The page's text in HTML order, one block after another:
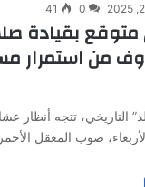
0
41
بقيادة
من استمرار
التاريخي، تتجه أنظار
صوب المعقل